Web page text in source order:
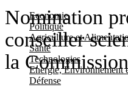
Economie
Politique
Agriculture et
Santé
Technologies
Energie, Environnement
Défense
Nomination
conseiller
la